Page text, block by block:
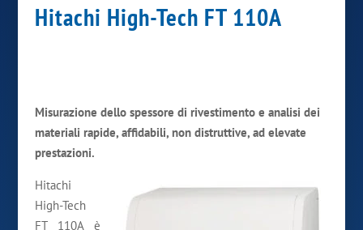
Hitachi High-Tech FT 110A
Misurazione dello spessore di rivestimento e analisi dei
materiali rapide, affidabili, non distruttive, ad elevate
prestazioni.
Hitachi
High-Tech
FT 110A è